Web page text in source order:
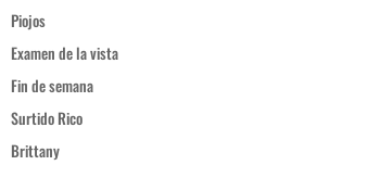
Piojos
Examen de la vista
Fin de semana
Surtido Rico
Brittany